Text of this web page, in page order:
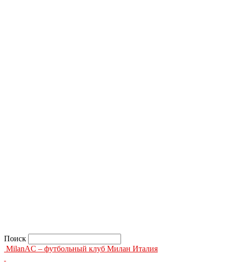
Поиск
MilanAC – футбольный клуб Милан Италия